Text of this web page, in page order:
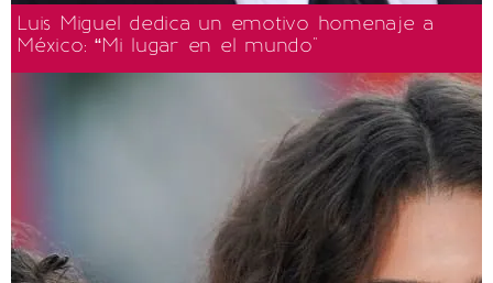
Luis Miguel dedica un emotivo homenaje a
México: “Mi lugar en el mundo"